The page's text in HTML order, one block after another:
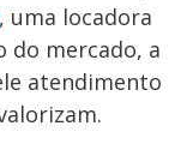
, uma locadora
do mercado, a
atendimento